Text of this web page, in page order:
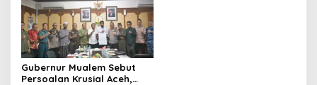
Gubernur Mualem Sebut
Persoalan Krusial Aceh,